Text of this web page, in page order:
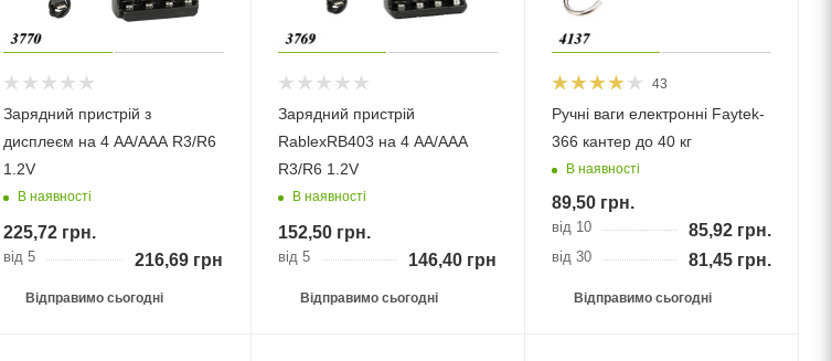
Зарядний пристрій з
дисплеєм на 4 AA/AAA R3/R6
1.2V
В наявності
225,72 грн.
від 5 216,69грн.
Відправимо сьогодні
Зарядний пристрій
RablexRB403 на 4 AA/AAA
R3/R6 1.2V
В наявності
152,50грн.
від 5 146,40 грн.
Відправимо сьогодні
43
Ручні ваги електронні Faytek-
366 кантер до 40 кг
В наявності
89,50грн.
від 10 85,92 грн.
від 30 81,45 грн.
Відправимо сьогодні